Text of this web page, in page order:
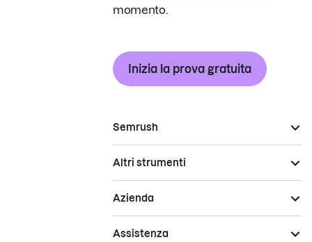
momento.
Inizia la prova gratuita
Semrush
Altri strumenti
Azienda
Assistenza